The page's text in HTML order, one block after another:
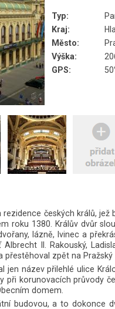
Typ:
Kraj:
Město:
Výška:
GPS:
českých králů, jež
roku 1380. Králův dvůr
lázně, lvinec a
II. Rakouský,
zpět na Pražský
jen název přilehlé ulice
při korunovacích průvody
domem.
budovou, a to dokonce